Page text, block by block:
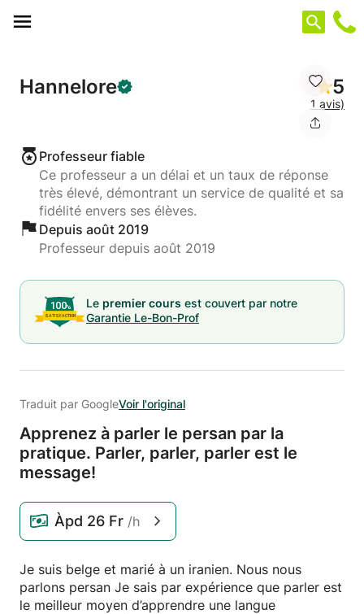
Hannelore 5
1 avis)
Professeur fiable
Ce professeur a un délai et un taux de réponse
très élevé, démontrant un service de qualité et sa
fidélité envers ses élèves.
Depuis août 2019
Professeur depuis août 2019
Le premier cours est couvert par notre
Garantie Le-Bon-Prof
Traduit par GoogleVoir l'original
Apprenez à parler le persan par la
pratique. Parler, parler, parler est le
message!
Àpd 26 Fr /h
Je suis belge et marié à un iranien. Nous nous
parlons persan Je sais par expérience que parler est
le meilleur moyen d’apprendre une langue